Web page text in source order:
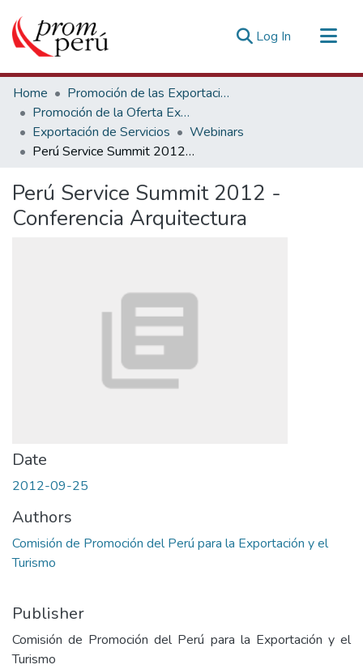
Log In (current)
Communities & Collections
All of DSpace
Statistics
Estadísticas Externas
Home
Promoción de las Exportaciones
Promoción de la Oferta Exportable
Exportación de Servicios
Webinars
Perú Service Summit 2012 - Conferencia Arquitectura
Perú Service Summit 2012 -
Conferencia Arquitectura
Date
2012-09-25
Authors
Comisión de Promoción del Perú para la Exportación y el
Turismo
Publisher
Comisión de Promoción del Perú para la Exportación y el
Turismo